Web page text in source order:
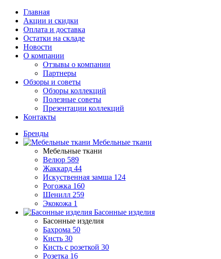
Главная
Акции и скидки
Оплата и доставка
Остатки на складе
Новости
О компании
Отзывы о компании
Партнеры
Обзоры и советы
Обзоры коллекций
Полезные советы
Презентации коллекций
Контакты
Бренды
Мебельные ткани
Мебельные ткани
Велюр 589
Жаккард 44
Искуственная замша 124
Рогожка 160
Шенилл 259
Экокожа 1
Басонные изделия
Басонные изделия
Бахрома 50
Кисть 30
Кисть с розеткой 30
Розетка 16